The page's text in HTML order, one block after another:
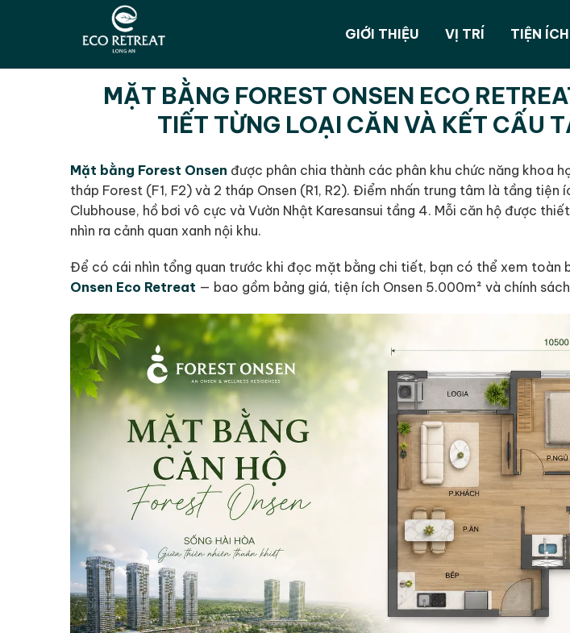
GIỚI THIỆU VỊ TRÍ TIỆN ÍCH
MẶT BẰNG FOREST ONSEN ECO
TIẾT TỪNG LOẠI CĂN VÀ KẾT CẤU
Mặt bằng Forest Onsen được phân chia thành các phân khu chức năng khoa
tháp Forest (F1, F2) và 2 tháp Onsen (R1, R2). Điểm nhấn trung tâm là tầng tiện
Clubhouse, hồ bơi vô cực và Vườn Nhật Karesansui tầng 4. Mỗi căn hộ được
nhìn ra cảnh quan xanh nội khu.
Để có cái nhìn tổng quan trước khi đọc mặt bằng chi tiết, bạn có thể xem toàn
Onsen Eco Retreat — bao gồm bảng giá, tiện ích Onsen 5.000m² và chính